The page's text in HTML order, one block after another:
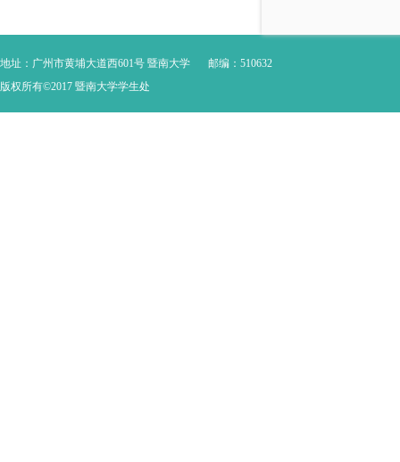
地址：广州市黄埔大道西601号 暨南大学
邮编：510632
版权所有©2017 暨南大学学生处